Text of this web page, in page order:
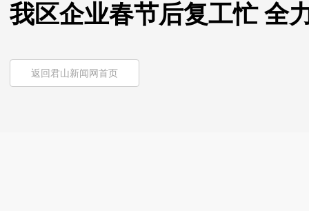
我区企业春节后复工忙 全
返回君山新闻网首页